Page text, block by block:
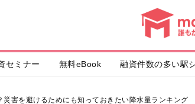
セミナー 無料eBook 融資件数の多い駅
災害を避けるためにも知っておきたい降水量ランキング